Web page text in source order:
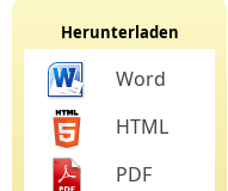
Herunterladen
Word
HTML
PDF